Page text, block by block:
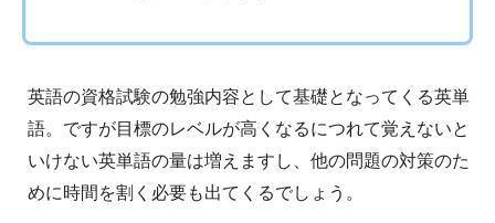
英語の資格試験の勉強内容として基礎となってくる英単
語。ですが目標のレベルが高くなるにつれて覚えないと
いけない英単語の量は増えますし、他の問題の対策のた
めに時間を割く必要も出てくるでしょう。